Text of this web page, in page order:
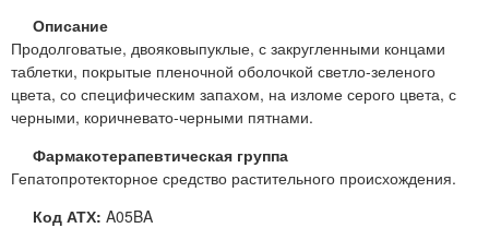
Описание
Продолговатые, двояковыпуклые, с закругленными концами
таблетки, покрытые пленочной оболочкой светло-зеленого
цвета, со специфическим запахом, на изломе серого цвета, с
черными, коричневато-черными пятнами.
Фармакотерапевтическая группа
Гепатопротекторное средство растительного происхождения.
Код АТХ: A05BA